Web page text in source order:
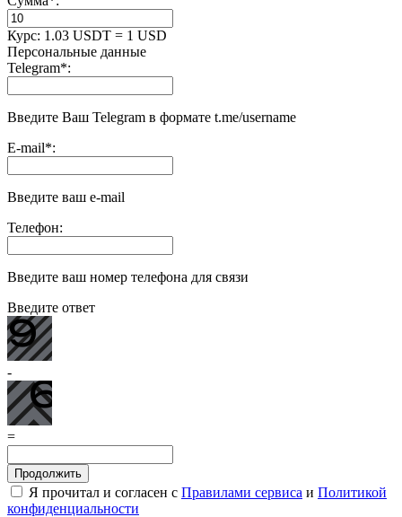
Курс: 1.03 USDT = 1 USD
Персональные данные
Telegram*:
Введите Ваш Telegram в формате t.me/username
E-mail*:
Введите ваш e-mail
Телефон:
Введите ваш номер телефона для связи
Введите ответ
-
=
Я прочитал и согласен с Правилами сервиса и Политикой
конфиденциальности